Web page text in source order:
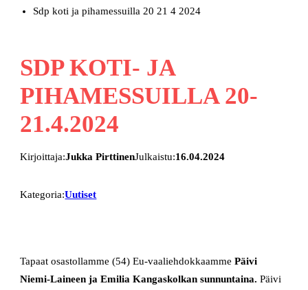
Sdp koti ja pihamessuilla 20 21 4 2024
SDP KOTI- JA
PIHAMESSUILLA 20-
21.4.2024
Kirjoittaja:Jukka PirttinenJulkaistu:16.04.2024
Kategoria:Uutiset
Tapaat osastollamme (54) Eu-vaaliehdokkaamme Päivi
Niemi-Laineen ja Emilia Kangaskolkan sunnuntaina. Päivi